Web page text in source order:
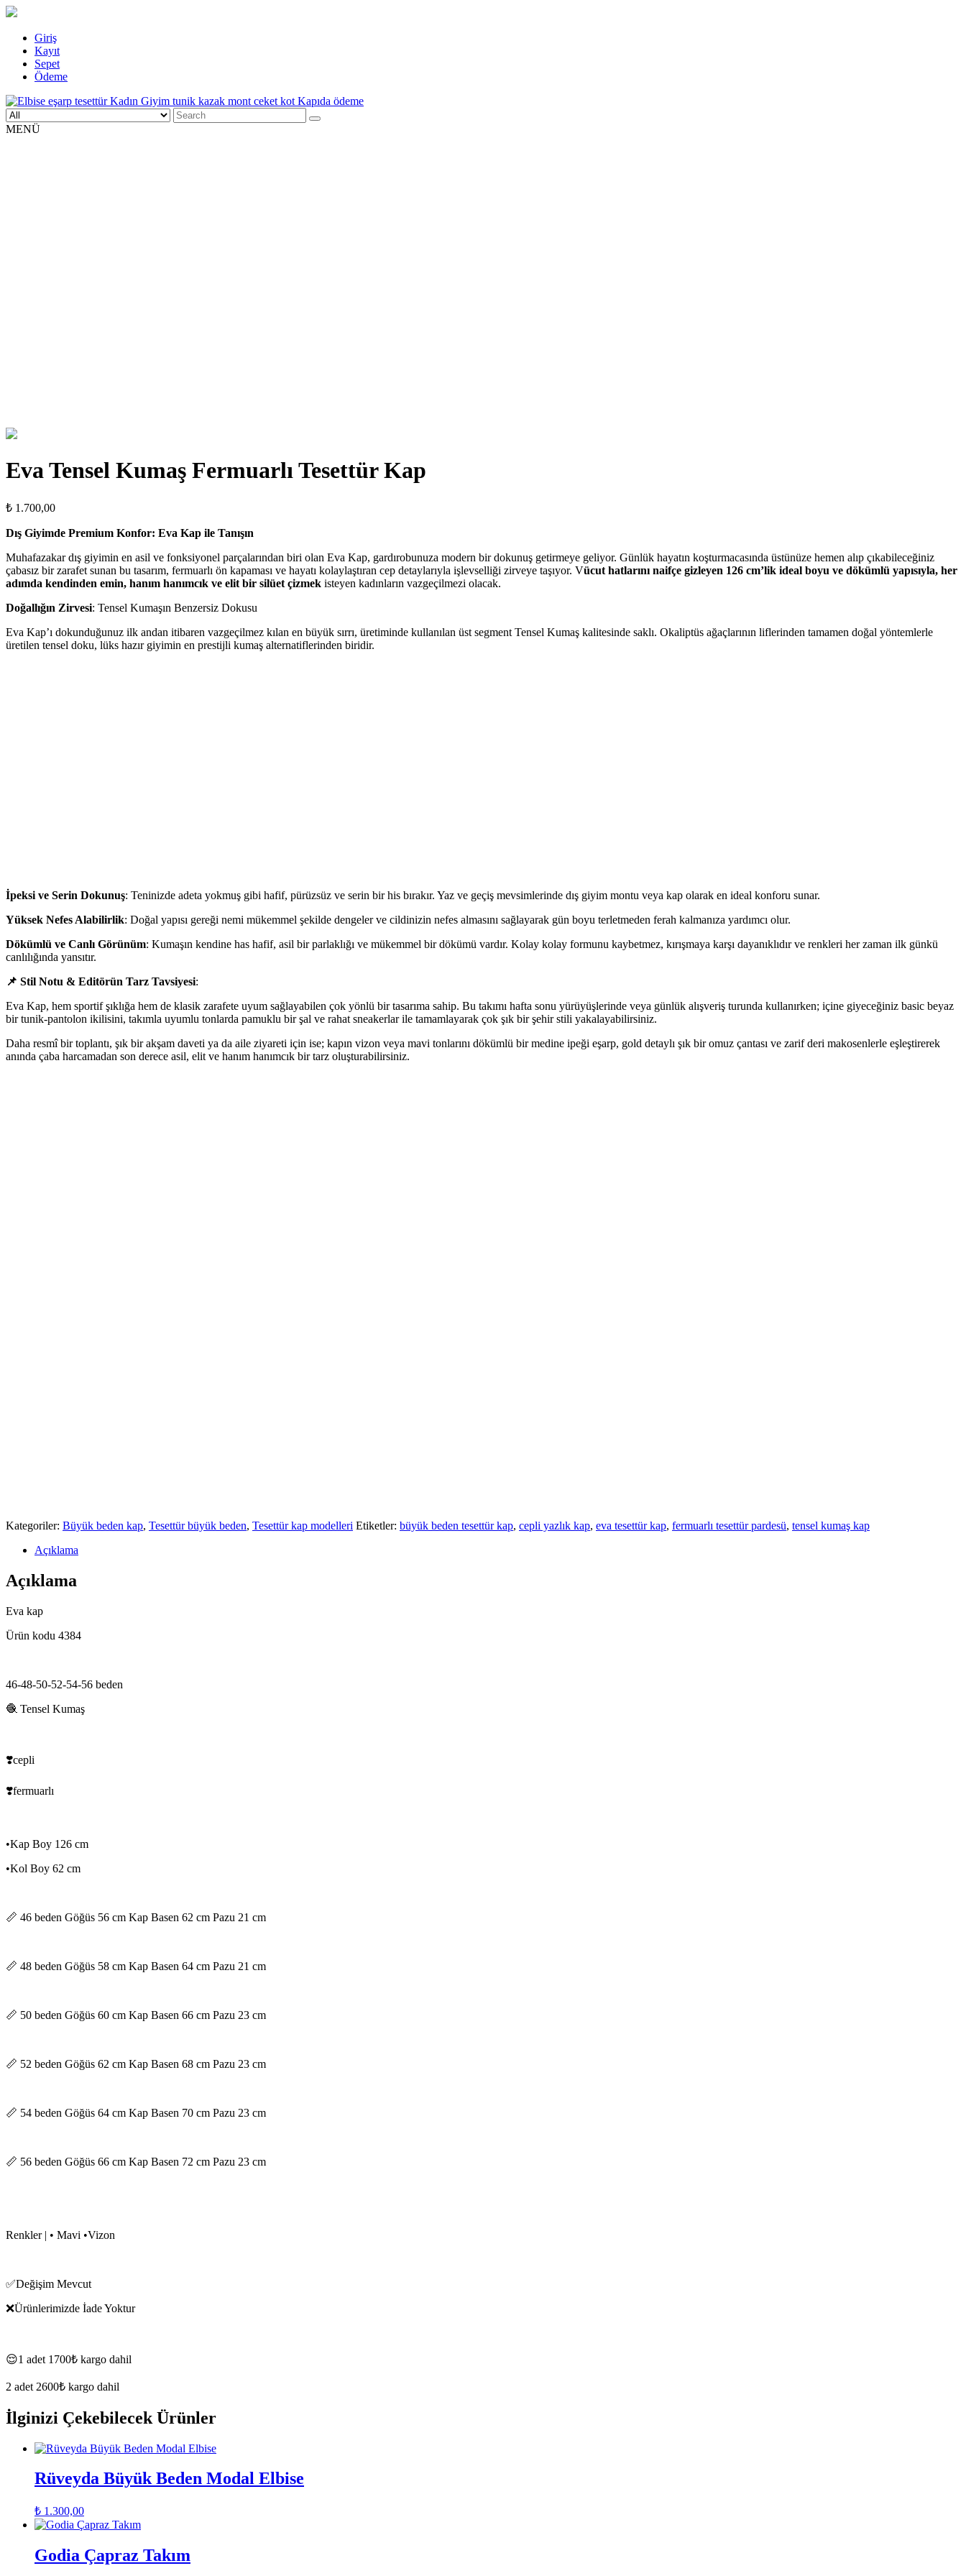
Skip
content
Giriş
Kayıt
Sepet
Ödeme
Elbise eşarp tesettür Kadın Giyim tunik kazak mont ceket kot Kapıda ödeme
Kadın Giyim üzerine alışveriş sitesi
Search
for:
MENÜ
Eva Tensel Kumaş Fermuarlı Tesettür Kap
₺ 1.700,00
Dış Giyimde Premium Konfor: Eva Kap ile Tanışın
Muhafazakar dış giyimin en asil ve fonksiyonel parçalarından biri olan Eva Kap, gardırobunuza modern bir dokunuş getirmeye geliyor. Günlük hayatın koşturmacasında üstünüze hemen alıp çıkabileceğiniz
çabasız bir zarafet sunan bu tasarım, fermuarlı ön kapaması ve hayatı kolaylaştıran cep detaylarıyla işlevselliği zirveye taşıyor. Vücut hatlarını naifçe gizleyen 126 cm’lik ideal boyu ve dökümlü yapısıyla, her
adımda kendinden emin, hanım hanımcık ve elit bir silüet çizmek isteyen kadınların vazgeçilmezi olacak.
Doğallığın Zirvesi: Tensel Kumaşın Benzersiz Dokusu
Eva Kap’ı dokunduğunuz ilk andan itibaren vazgeçilmez kılan en büyük sırrı, üretiminde kullanılan üst segment Tensel Kumaş kalitesinde saklı. Okaliptüs ağaçlarının liflerinden tamamen doğal yöntemlerle
üretilen tensel doku, lüks hazır giyimin en prestijli kumaş alternatiflerinden biridir.
İpeksi ve Serin Dokunuş: Teninizde adeta yokmuş gibi hafif, pürüzsüz ve serin bir his bırakır. Yaz ve geçiş mevsimlerinde dış giyim montu veya kap olarak en ideal konforu sunar.
Yüksek Nefes Alabilirlik: Doğal yapısı gereği nemi mükemmel şekilde dengeler ve cildinizin nefes almasını sağlayarak gün boyu terletmeden ferah kalmanıza yardımcı olur.
Dökümlü ve Canlı Görünüm: Kumaşın kendine has hafif, asil bir parlaklığı ve mükemmel bir dökümü vardır. Kolay kolay formunu kaybetmez, kırışmaya karşı dayanıklıdır ve renkleri her zaman ilk günkü
canlılığında yansıtır.
📌 Stil Notu & Editörün Tarz Tavsiyesi:
Eva Kap, hem sportif şıklığa hem de klasik zarafete uyum sağlayabilen çok yönlü bir tasarıma sahip. Bu takımı hafta sonu yürüyüşlerinde veya günlük alışveriş turunda kullanırken; içine giyeceğiniz basic beyaz
bir tunik-pantolon ikilisini, takımla uyumlu tonlarda pamuklu bir şal ve rahat sneakerlar ile tamamlayarak çok şık bir şehir stili yakalayabilirsiniz.
Daha resmî bir toplantı, şık bir akşam daveti ya da aile ziyareti için ise; kapın vizon veya mavi tonlarını dökümlü bir medine ipeği eşarp, gold detaylı şık bir omuz çantası ve zarif deri makosenlerle eşleştirerek
anında çaba harcamadan son derece asil, elit ve hanım hanımcık bir tarz oluşturabilirsiniz.
Kategoriler: Büyük beden kap, Tesettür büyük beden, Tesettür kap modelleri Etiketler: büyük beden tesettür kap, cepli yazlık kap, eva tesettür kap, fermuarlı tesettür pardesü, tensel kumaş kap
Açıklama
Açıklama
Eva kap
Ürün kodu 4384
46-48-50-52-54-56 beden
🧶 Tensel Kumaş
❣️cepli
❣️fermuarlı
•Kap Boy 126 cm
•Kol Boy 62 cm
📏 46 beden Göğüs 56 cm Kap Basen 62 cm Pazu 21 cm
📏 48 beden Göğüs 58 cm Kap Basen 64 cm Pazu 21 cm
📏 50 beden Göğüs 60 cm Kap Basen 66 cm Pazu 23 cm
📏 52 beden Göğüs 62 cm Kap Basen 68 cm Pazu 23 cm
📏 54 beden Göğüs 64 cm Kap Basen 70 cm Pazu 23 cm
📏 56 beden Göğüs 66 cm Kap Basen 72 cm Pazu 23 cm
Renkler | • Mavi •Vizon
✅Değişim Mevcut
❌Ürünlerimizde İade Yoktur
😌1 adet 1700₺ kargo dahil
2 adet 2600₺ kargo dahil
İlginizi Çekebilecek Ürünler
Rüveyda Büyük Beden Modal Elbise
₺ 1.300,00
Godia Çapraz Takım